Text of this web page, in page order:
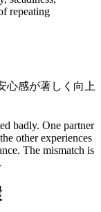
repeating
心感が著しく向上
badly. One partner
other experiences
The mismatch is